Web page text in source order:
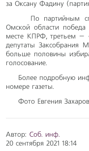
за Оксану Фадину
По партийным
Омской области
месте КПРФ, третьем –
депутаты Заксобрания
больше половины
голосование.
Более подробную
номере газеты.
Фото Евгения
Автор: Соб. инф.
20 сентября 2021 18:14